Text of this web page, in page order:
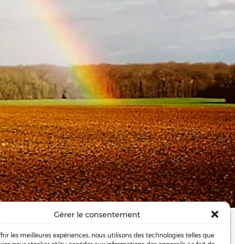
Gérer le consentement
les meilleures expériences, nous utilisons des technologies telles que
5 heures …